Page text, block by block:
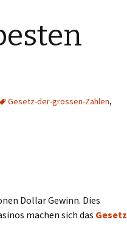
Gesetz-der-grossen-Zahlen,
Dollar Gewinn. Dies
machen sich das Gesetz